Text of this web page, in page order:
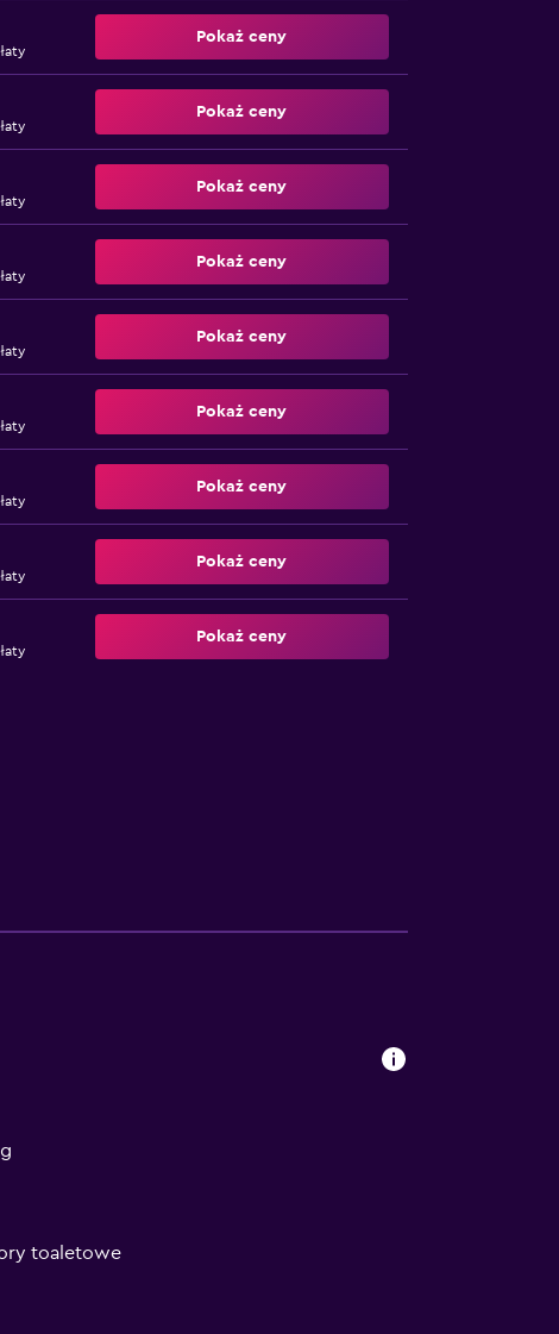
Pokaż ceny
Pokaż ceny
Pokaż ceny
Pokaż ceny
Pokaż ceny
Pokaż ceny
Pokaż ceny
Pokaż ceny
Pokaż ceny
toaletowe